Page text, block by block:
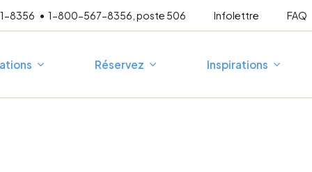
8356 1-800-567-8356, poste 506 Infolettre FAQ
Réservez Inspirations